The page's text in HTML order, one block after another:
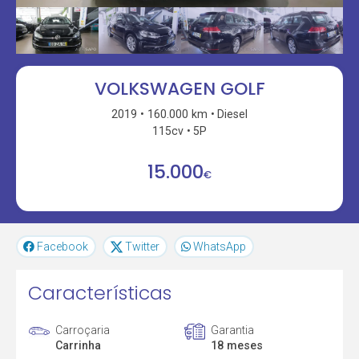
VOLKSWAGEN GOLF
2019 160.000 km
Diesel
115cv
5P
15.000€
Facebook Twitter WhatsApp
Características
Carroçaria
Carrinha
Garantia
18 meses